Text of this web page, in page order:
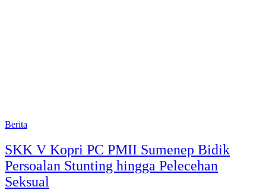
Berita
SKK V Kopri PC PMII Sumenep Bidik
Persoalan Stunting hingga Pelecehan
Seksual